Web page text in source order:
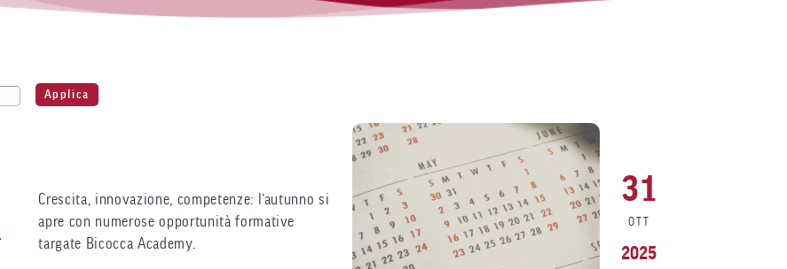
Crescita, innovazione, competenze: l’autunno si
apre con numerose opportunità formative
targate Bicocca Academy.
31
OTT
2025